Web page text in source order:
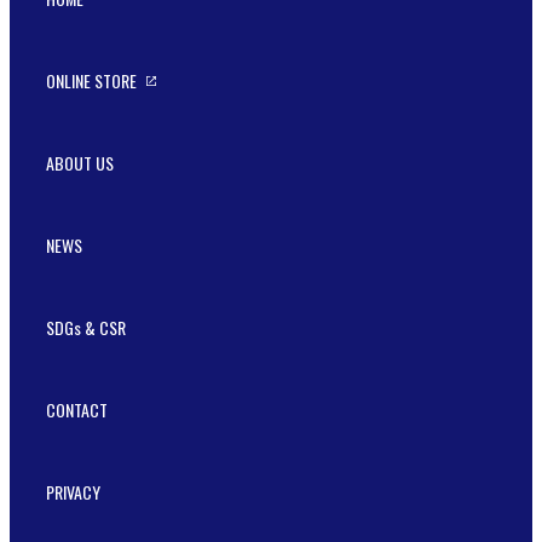
ONLINE STORE
ABOUT US
NEWS
SDGs & CSR
CONTACT
PRIVACY